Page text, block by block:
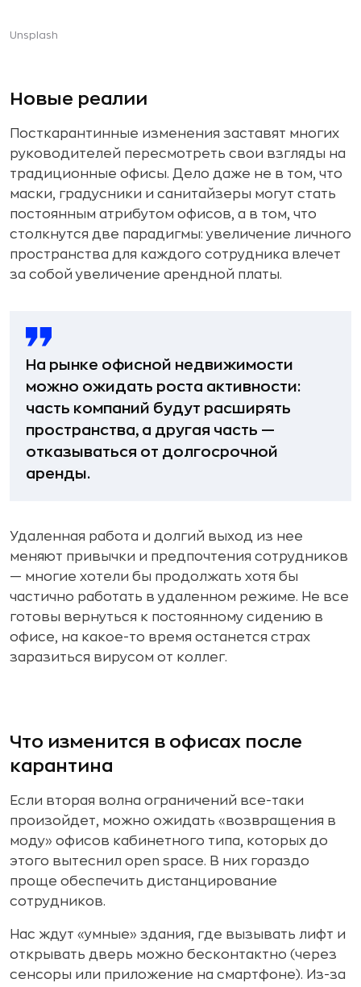
Unsplash
Новые реалии
Посткарантинные изменения заставят многих
руководителей пересмотреть свои взгляды на
традиционные офисы. Дело даже не в том, что
маски, градусники и санитайзеры могут стать
постоянным атрибутом офисов, а в том, что
столкнутся две парадигмы: увеличение личного
пространства для каждого сотрудника влечет
за собой увеличение арендной платы.
На рынке офисной недвижимости
можно ожидать роста активности:
часть компаний будут расширять
пространства, а другая часть —
отказываться от долгосрочной
аренды.
Удаленная работа и долгий выход из нее
меняют привычки и предпочтения сотрудников
— многие хотели бы продолжать хотя бы
частично работать в удаленном режиме. Не все
готовы вернуться к постоянному сидению в
офисе, на какое-то время останется страх
заразиться вирусом от коллег.
Что изменится в офисах после
карантина
Если вторая волна ограничений все-таки
произойдет, можно ожидать «возвращения в
моду» офисов кабинетного типа, которых до
этого вытеснил open space. В них гораздо
проще обеспечить дистанцирование
сотрудников.
Нас ждут «умные» здания, где вызывать лифт и
открывать дверь можно бесконтактно (через
сенсоры или приложение на смартфоне). Из-за